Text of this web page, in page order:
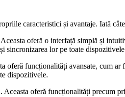
caracteristici și avantaje. Iată
oferă o interfață simplă și
sincronizarea lor pe toate
funcționalități avansate, cum ar
dispozitivele.
oferă funcționalități precum